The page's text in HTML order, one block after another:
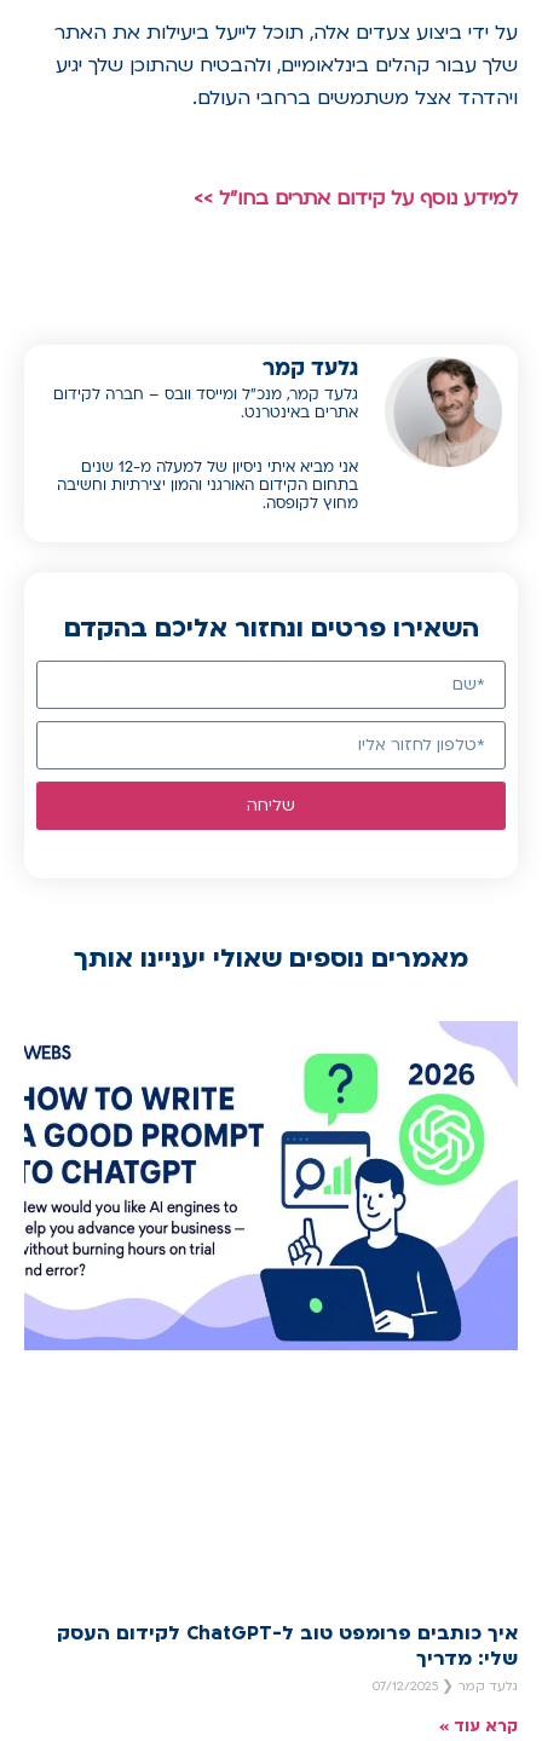
על ידי ביצוע צעדים אלה, תוכל לייעל ביעילות את האתר
שלך עבור קהלים בינלאומיים, ולהבטיח שהתוכן שלך יגיע
ויהדהד אצל משתמשים ברחבי העולם.
למידע נוסף על קידום אתרים בחו"ל >>
גלעד קמר
גלעד קמר, מנכ”ל ומייסד וובס – חברה לקידום
אתרים באינטרנט.
אני מביא איתי ניסיון של למעלה מ-12 שנים
בתחום הקידום האורגני והמון יצירתיות וחשיבה
מחוץ לקופסה.
השאירו פרטים ונחזור אליכם בהקדם
שליחה
מאמרים נוספים שאולי יעניינו אותך
איך כותבים פרומפט טוב ל-ChatGPT לקידום העסק
שלי: מדריך
גלעד קמר
קרא עוד »